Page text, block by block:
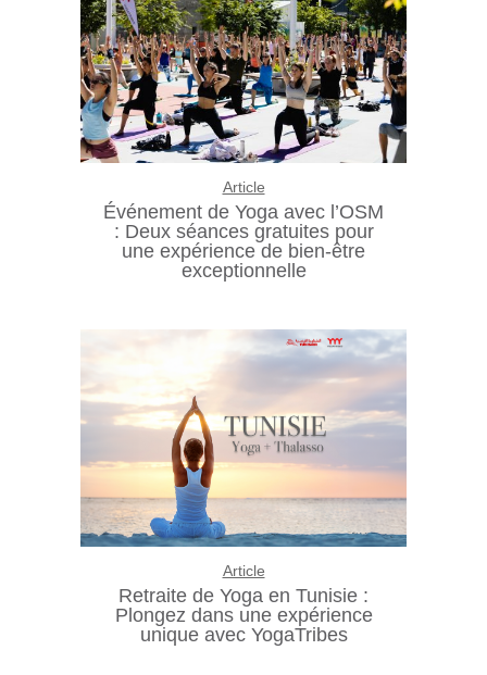
Article
Événement de Yoga avec l’OSM
: Deux séances gratuites pour
une expérience de bien-être
exceptionnelle
Article
Retraite de Yoga en Tunisie :
Plongez dans une expérience
unique avec YogaTribes